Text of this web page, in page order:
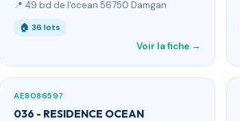
📍 49 bd de l'ocean 56750 Damgan
🏠 36 lots
Voir la fiche →
AE8086597
036 - RESIDENCE OCEAN